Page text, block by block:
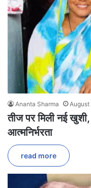
Ananta Sharma August
तीज पर मिली नई
आत्मनिर्भरता
read more